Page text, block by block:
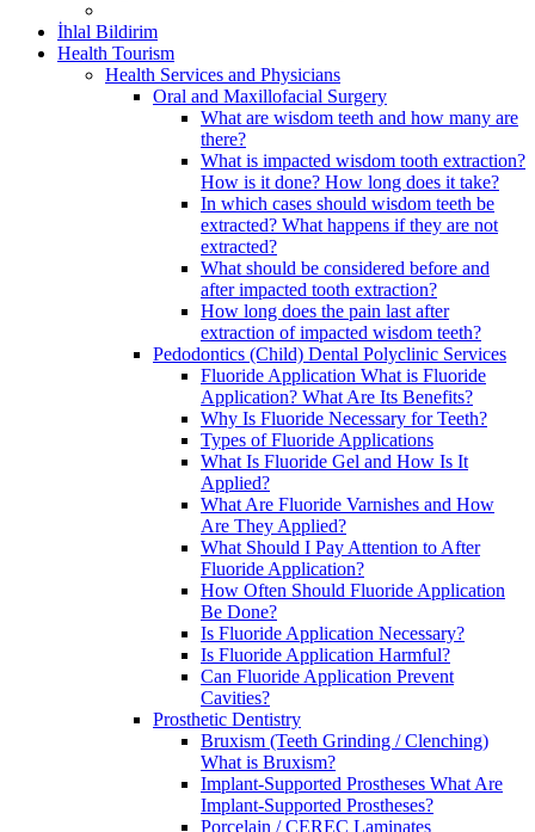
İhlal Bildirim
Health Tourism
Health Services and Physicians
Oral and Maxillofacial Surgery
What are wisdom teeth and how many are
there?
What is impacted wisdom tooth extraction?
How is it done? How long does it take?
In which cases should wisdom teeth be
extracted? What happens if they are not
extracted?
What should be considered before and
after impacted tooth extraction?
How long does the pain last after
extraction of impacted wisdom teeth?
Pedodontics (Child) Dental Polyclinic Services
Fluoride Application What is Fluoride
Application? What Are Its Benefits?
Why Is Fluoride Necessary for Teeth?
Types of Fluoride Applications
What Is Fluoride Gel and How Is It
Applied?
What Are Fluoride Varnishes and How
Are They Applied?
What Should I Pay Attention to After
Fluoride Application?
How Often Should Fluoride Application
Be Done?
Is Fluoride Application Necessary?
Is Fluoride Application Harmful?
Can Fluoride Application Prevent
Cavities?
Prosthetic Dentistry
Bruxism (Teeth Grinding / Clenching)
What is Bruxism?
Implant-Supported Prostheses What Are
Implant-Supported Prostheses?
Porcelain / CEREC Laminates